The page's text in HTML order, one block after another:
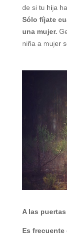
de si tu hija
Sólo fíjate
una mujer.
niña a mujer
A las
Es